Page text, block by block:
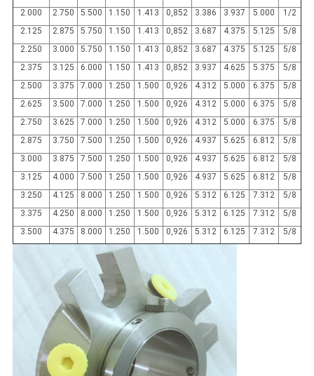
2.000
2.750 5.500 1.150 1.413 0,852 3.386 3.937 5.000
1/2
2.125
2.875 5.750 1.150 1.413 0,852 3.687 4.375 5.125
5/8
2.250
3.000 5.750 1.150 1.413 0,852 3.687 4.375 5.125
5/8
2.375
3.125 6.000 1.150 1.413 0,852 3.937 4.625 5.375
5/8
2.500
3.375 7.000 1.250 1.500 0,926 4.312 5.000 6.375
5/8
2.625
3.500 7.000 1.250 1.500 0,926 4.312 5.000 6.375
5/8
2.750
3.625 7.000 1.250 1.500 0,926 4.312 5.000 6.375
5/8
2.875
3.750 7.500 1.250 1.500 0,926 4.937 5.625 6.812
5/8
3.000
3.875 7.500 1.250 1.500 0,926 4.937 5.625 6.812
5/8
3.125
4.000 7.500 1.250 1.500 0,926 4.937 5.625 6.812
5/8
3.250
4.125 8.000 1.250 1.500 0,926 5.312 6.125 7.312
5/8
3.375
4.250 8.000 1.250 1.500 0,926 5.312 6.125 7.312
5/8
3.500
4.375 8.000 1.250 1.500 0,926 5.312 6.125 7.312 5/8